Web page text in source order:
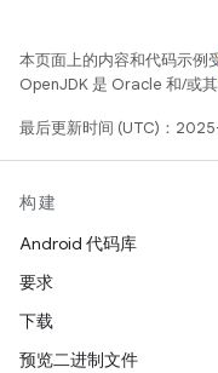
本页面上的内容和代码示例
OpenJDK 是 Oracle 和/或
最后更新时间 (UTC)：
构建
Android 代码库
要求
下载
预览二进制文件